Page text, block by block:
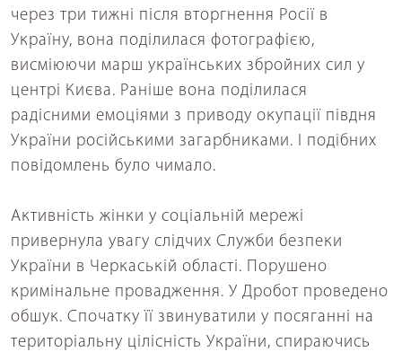
через три тижні після вторгнення Росії в
Україну, вона поділилася фотографією,
висміюючи марш українських збройних сил у
центрі Києва. Раніше вона поділилася
радісними емоціями з приводу окупації півдня
України російськими загарбниками. І подібних
повідомлень було чимало.
Активність жінки у соціальній мережі
привернула увагу слідчих Служби безпеки
України в Черкаській області. Порушено
кримінальне провадження. У Дробот проведено
обшук. Спочатку її звинуватили у посяганні на
територіальну цілісність України, спираючись